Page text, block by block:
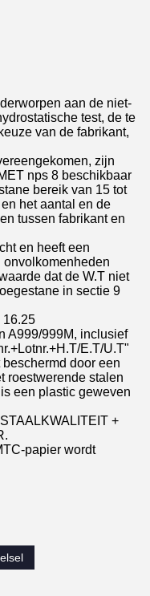
aan de niet-
test, de te
van de fabrikant,
zijn
nps 8 beschikbaar
bereik van 15 tot
het aantal en de
tussen fabrikant en
en heeft een
dat de W.T niet
in sectie 9
16.25
A999/999M, inclusief
E.T/U.T"
door een
roestwerende stalen
een plastic geweven
+
papier wordt